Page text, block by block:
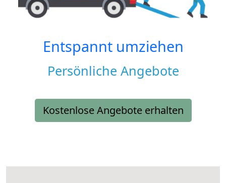
Entspannt umziehen
Persönliche Angebote
Kostenlose Angebote erhalten